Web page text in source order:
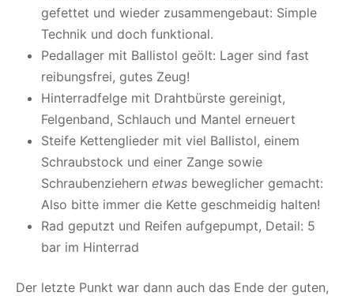
gefettet und wieder zusammengebaut: Simple
Technik und doch funktional.
Pedallager mit Ballistol geölt: Lager sind fast
reibungsfrei, gutes Zeug!
Hinterradfelge mit Drahtbürste gereinigt,
Felgenband, Schlauch und Mantel erneuert
Steife Kettenglieder mit viel Ballistol, einem
Schraubstock und einer Zange sowie
Schraubenziehern etwas beweglicher gemacht:
Also bitte immer die Kette geschmeidig halten!
Rad geputzt und Reifen aufgepumpt, Detail: 5
bar im Hinterrad
Der letzte Punkt war dann auch das Ende der guten,